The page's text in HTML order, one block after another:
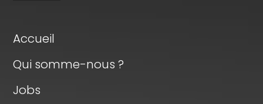
Accueil
Qui somme-nous ?
Jobs